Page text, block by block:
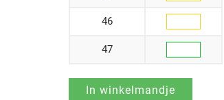
46
47